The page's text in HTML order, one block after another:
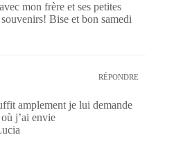
mon frère et ses petites
Bise et bon samedi
RÉPONDRE
amplement je lui demande
j’ai envie